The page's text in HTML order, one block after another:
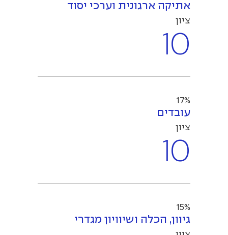
אתיקה ארגונית וערכי יסוד
ציון
10
17%
עובדים
ציון
10
15%
גיוון, הכלה ושיוויון מגדרי